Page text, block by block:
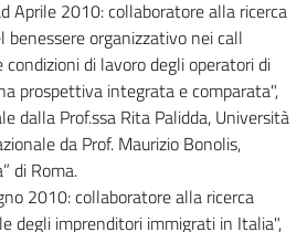
Aprile 2010: collaboratore alla ricerca
benessere organizzativo nei call
di lavoro degli operatori di
prospettiva integrata e comparata",
dalla Prof.ssa Rita Palidda, Università
da Prof. Maurizio Bonolis,
di Roma.
2010: collaboratore alla ricerca
degli imprenditori immigrati in Italia",